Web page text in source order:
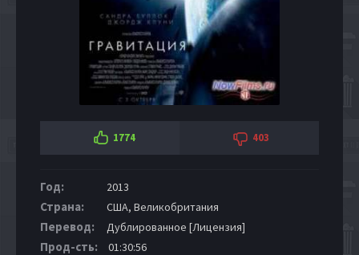
1774 403
Год: 2013
Страна: США, Великобритания
Перевод: Дублированное [Лицензия]
Прод-сть: 01:30:56